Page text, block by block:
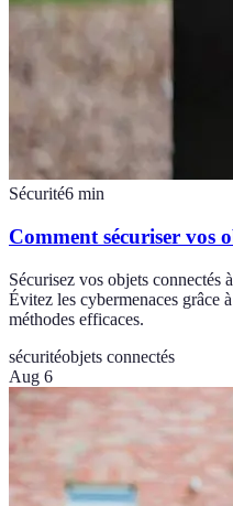
Sécurité6 min
Comment sécuriser vos
Sécurisez vos objets connectés
Évitez les cybermenaces grâce
méthodes efficaces.
sécuritéobjets connectés
Aug 6